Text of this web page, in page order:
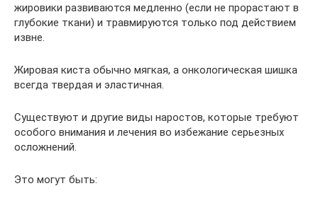
жировики развиваются медленно (если не прорастают в
глубокие ткани) и травмируются только под действием
извне.
Жировая киста обычно мягкая, а онкологическая шишка
всегда твердая и эластичная.
Существуют и другие виды наростов, которые требуют
особого внимания и лечения во избежание серьезных
осложнений.
Это могут быть: